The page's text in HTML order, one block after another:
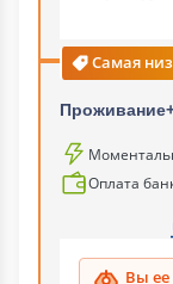
Самая
Оплата
Вы